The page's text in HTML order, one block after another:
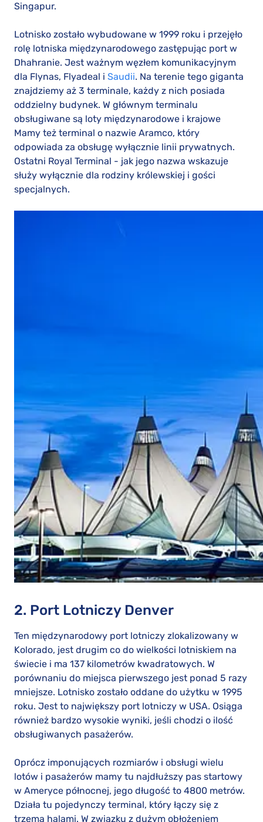
Singapur.
Lotnisko zostało wybudowane w 1999 roku i przejęło
rolę lotniska międzynarodowego zastępując port w
Dhahranie. Jest ważnym węzłem komunikacyjnym
dla Flynas, Flyadeal i Saudii. Na terenie tego giganta
znajdziemy aż 3 terminale, każdy z nich posiada
oddzielny budynek. W głównym terminalu
obsługiwane są loty międzynarodowe i krajowe
Mamy też terminal o nazwie Aramco, który
odpowiada za obsługę wyłącznie linii prywatnych.
Ostatni Royal Terminal - jak jego nazwa wskazuje
służy wyłącznie dla rodziny królewskiej i gości
specjalnych.
2. Port Lotniczy Denver
Ten międzynarodowy port lotniczy zlokalizowany w
Kolorado, jest drugim co do wielkości lotniskiem na
świecie i ma 137 kilometrów kwadratowych. W
porównaniu do miejsca pierwszego jest ponad 5 razy
mniejsze. Lotnisko zostało oddane do użytku w 1995
roku. Jest to największy port lotniczy w USA. Osiąga
również bardzo wysokie wyniki, jeśli chodzi o ilość
obsługiwanych pasażerów.
Oprócz imponujących rozmiarów i obsługi wielu
lotów i pasażerów mamy tu najdłuższy pas startowy
w Ameryce północnej, jego długość to 4800 metrów.
Działa tu pojedynczy terminal, który łączy się z
trzema halami. W związku z dużym obłożeniem